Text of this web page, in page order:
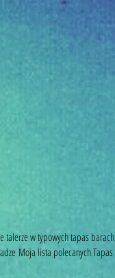
talerze w typowych tapas barach
Moja lista polecanych Tapas